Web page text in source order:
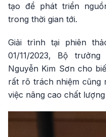
tạo để phát triển
trong thời gian tới.
Giải trình tại phiên
01/11/2023, Bộ
Nguyễn Kim Sơn cho
rất rõ trách nhiệm cũng
việc nâng cao chất